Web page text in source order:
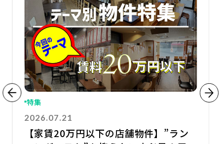
特集
2026.07.21
【家賃20万円以下の店舗物件】”ラン